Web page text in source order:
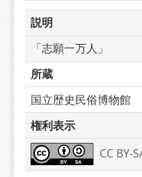
説明
「志願一万人」
所蔵
国立歴史民俗博物館
権利表示
CC BY-